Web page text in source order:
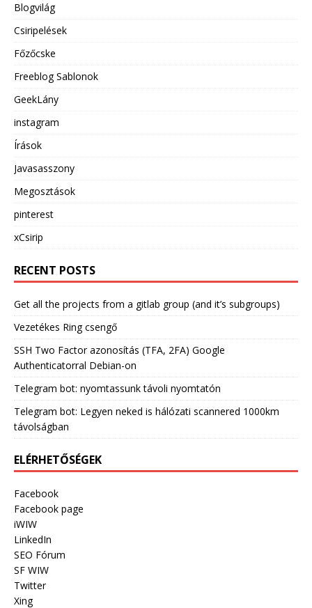
Blogvilág
Csiripelések
Főzőcske
Freeblog Sablonok
GeekLány
instagram
Írások
Javasasszony
Megosztások
pinterest
xCsirip
RECENT POSTS
Get all the projects from a gitlab group (and it’s subgroups)
Vezetékes Ring csengő
SSH Two Factor azonosítás (TFA, 2FA) Google
Authenticatorral Debian-on
Telegram bot: nyomtassunk távoli nyomtatón
Telegram bot: Legyen neked is hálózati scannered 1000km
távolságban
ELÉRHETŐSÉGEK
Facebook
Facebook page
iWIW
LinkedIn
SEO Fórum
SF WIW
Twitter
Xing